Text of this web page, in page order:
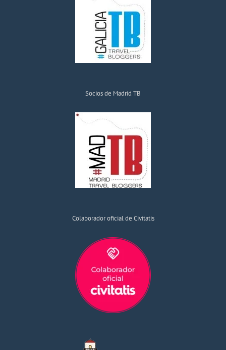
Socios de Madrid TB
Colaborador oficial de Civitatis